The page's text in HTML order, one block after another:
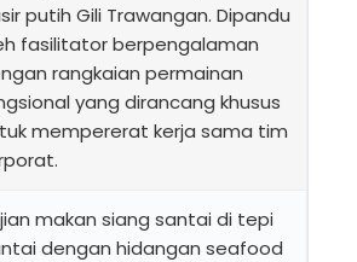
putih Gili Trawangan. Dipandu
fasilitator berpengalaman
rangkaian permainan
yang dirancang khusus
mempererat kerja sama tim
makan siang santai di tepi
dengan hidangan seafood